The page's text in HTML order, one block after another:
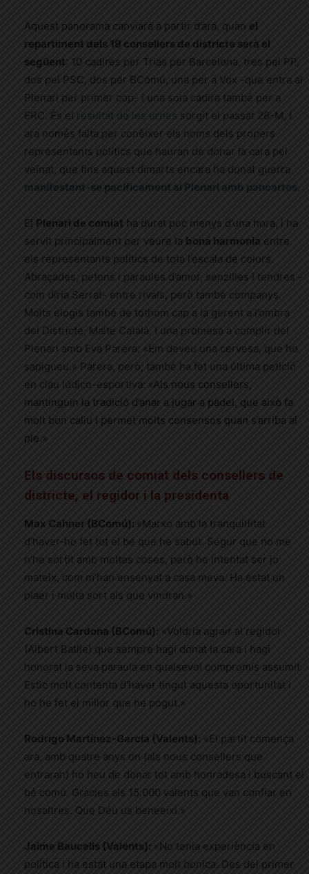
Aquest panorama canviarà a partir d’ara, quan el
repartiment dels 19 consellers de districte serà el
següent: 10 cadires per Trias per Barcelona, tres pel PP,
dos pel PSC, dos per BComú, una per a Vox -que entra al
Plenari per primer cop- i una sola cadira també per a
ERC. És el
resultat de les urnes sorgit el passat 28-M, i
ara només falta per conèixer els noms dels propers
representants polítics que hauran de donar la cara pel
veïnat, que fins aquest dimarts encara ha donat guerra
manifestant-se pacíficament al Plenari amb pancartes
El Plenari de comiat ha durat poc menys d’una hora, i ha
servit principalment per veure la bona harmonia entre
els representants polítics de tota l’escala de colors.
Abraçades, petons i paraules d’amor, senzilles i tendres -
com diria Serrat- entre rivals, però també companys.
Molts elogis també de tothom cap a la gerent a l’ombra
del Districte, Maite Català. I una promesa a complir del
Plenari amb Eva Parera: «Em deveu una cervesa, que ho
sapigueu.» Parera, però, també ha fet una última petició
en clau lúdico-esportiva: «Als nous consellers,
mantinguin la tradició d’anar a jugar a pàdel, que això fa
molt bon caliu i permet molts consensos quan s’arriba al
ple.»
Els discursos de comiat dels consellers de
districte, el regidor i la presidenta
Max Cahner (BComú): «Marxo amb la tranquil·litat
d’haver-ho fet tot el bé que he sabut. Segur que no me
n’he sortit amb moltes coses, però he intentat ser jo
mateix, com m’han ensenyat a casa meva. Ha estat un
plaer i molta sort als que vindran.»
Cristina Cardona (BComú): «Voldria agrair al regidor
(Albert Batlle) que sempre hagi donat la cara i hagi
honorat la seva paraula en qualsevol compromís assumit.
Estic molt contenta d’haver tingut aquesta oportunitat i
ho he fet el millor que he pogut.»
Rodrigo Martínez-García (Valents): «El partit comença
ara, amb quatre anys on (als nous consellers que
entraran) ho heu de donar tot amb honradesa i buscant el
bé comú. Gràcies als 15.000 valents que van confiar en
nosaltres. Que Déu us beneeixi.»
Jaime Baucells (Valents): «No tenia experiència en
política i ha estat una etapa molt bonica. Des del primer